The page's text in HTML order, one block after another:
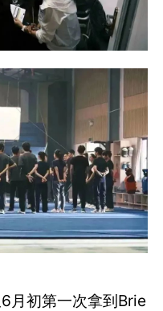
月初第一次拿到Brie